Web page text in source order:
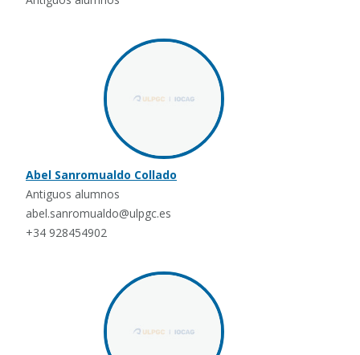
Abel Sanromualdo Collado
Antiguos alumnos
abel.sanromualdo@ulpgc.es
+34 928454902